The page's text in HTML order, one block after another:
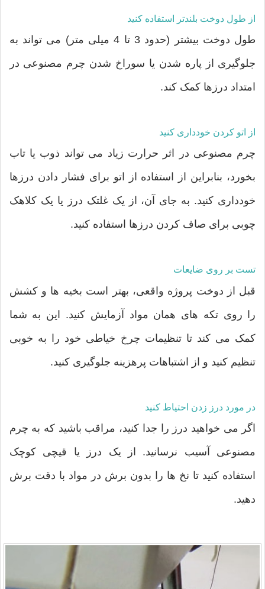
از طول دوخت بلندتر استفاده کنید
طول دوخت بیشتر (حدود 3 تا 4 میلی متر) می تواند به
جلوگیری از پاره شدن یا سوراخ شدن چرم مصنوعی در
امتداد درزها کمک کند.
از اتو کردن خودداری کنید
چرم مصنوعی در اثر حرارت زیاد می تواند ذوب یا تاب
بخورد، بنابراین از استفاده از اتو برای فشار دادن درزها
خودداری کنید. به جای آن، از یک غلتک درز یا یک کلاهک
چوبی برای صاف کردن درزها استفاده کنید.
تست بر روی ضایعات
قبل از دوخت پروژه واقعی، بهتر است بخیه ها و کشش
را روی تکه های همان مواد آزمایش کنید. این به شما
کمک می کند تا تنظیمات چرخ خیاطی خود را به خوبی
تنظیم کنید و از اشتباهات پرهزینه جلوگیری کنید.
در مورد درز زدن احتیاط کنید
اگر می خواهید درز را جدا کنید، مراقب باشید که به چرم
مصنوعی آسیب نرسانید. از یک درز یا قیچی کوچک
استفاده کنید تا نخ ها را بدون برش در مواد با دقت برش
دهید.